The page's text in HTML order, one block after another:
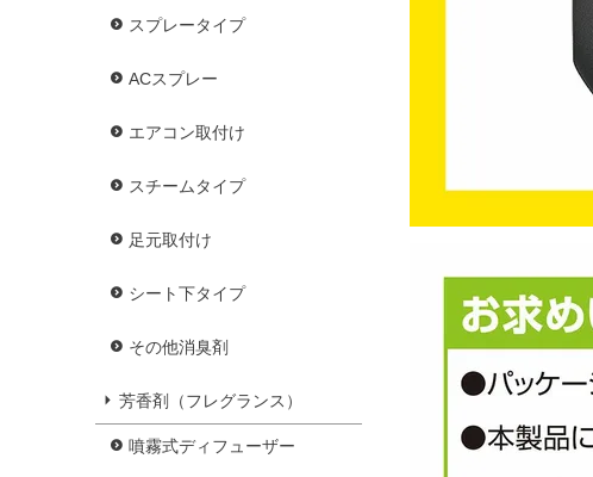
スプレータイプ
ACスプレー
エアコン取付け
スチームタイプ
足元取付け
シート下タイプ
その他消臭剤
芳香剤（フレグランス）
噴霧式ディフューザー